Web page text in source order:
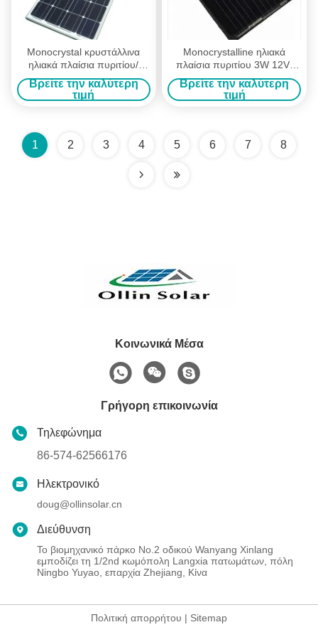
Monocrystal κρυστάλλινα
ηλιακά πλαίσια πυριτίου/
ηλιακά πλαίσια σπιτιών
Gunes
Βρείτε την καλύτερη
τιμή
Monocrystalline ηλιακά
πλαίσια πυριτίου 3W 12V/
ηλιακή ΣΥΝΕΧΉΣ παραγωγή
φορτιστών DIY
Βρείτε την καλύτερη
τιμή
1 2 3 4 5 6 7 8
Κοινωνικά Μέσα
Γρήγορη επικοινωνία
Τηλεφώνημα
86-574-62566176
Ηλεκτρονικό
doug@ollinsolar.cn
Διεύθυνση
Το βιομηχανικό πάρκο No.2 οδικού Wanyang Xinlang
εμποδίζει τη 1/2nd κωμόπολη Langxia πατωμάτων, πόλη
Ningbo Yuyao, επαρχία Zhejiang, Κίνα
Πολιτική απορρήτου | Sitemap